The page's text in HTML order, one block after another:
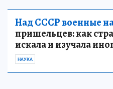
Над СССР военные
пришельцев: как
искала и изучала
НАУКА